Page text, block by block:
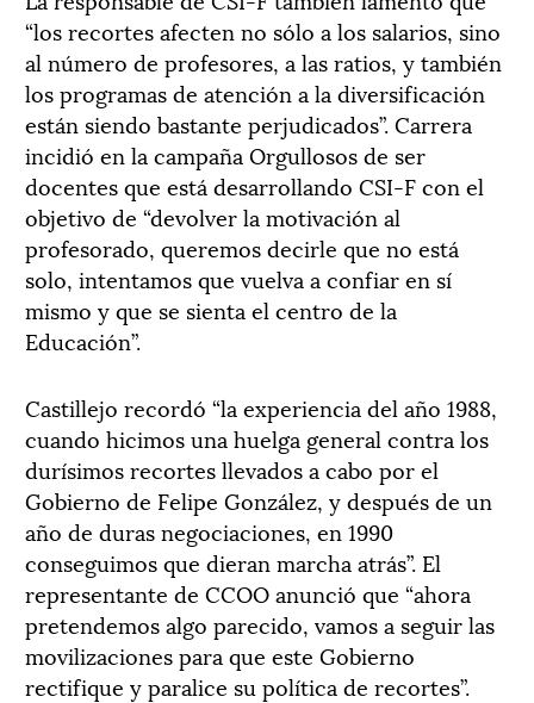
“los recortes afecten no sólo a los salarios, sino
al número de profesores, a las ratios, y también
los programas de atención a la diversificación
están siendo bastante perjudicados”. Carrera
incidió en la campaña Orgullosos de ser
docentes que está desarrollando CSI-F con el
objetivo de “devolver la motivación al
profesorado, queremos decirle que no está
solo, intentamos que vuelva a confiar en sí
mismo y que se sienta el centro de la
Educación”.
Castillejo recordó “la experiencia del año 1988,
cuando hicimos una huelga general contra los
durísimos recortes llevados a cabo por el
Gobierno de Felipe González, y después de un
año de duras negociaciones, en 1990
conseguimos que dieran marcha atrás”. El
representante de CCOO anunció que “ahora
pretendemos algo parecido, vamos a seguir las
movilizaciones para que este Gobierno
rectifique y paralice su política de recortes”.